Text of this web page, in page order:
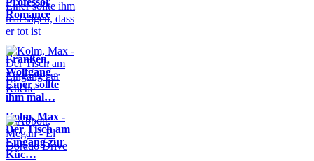
Romance
Franßen,
Wolfgang -
Einer sollte
ihm mal…
Kolm, Max -
Der Tisch am
Eingang zur
Küc…